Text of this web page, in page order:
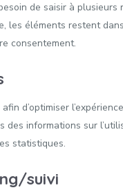
de saisir à
les éléments restent
consentement.
d’optimiser
des informations sur
statistiques.
suivi